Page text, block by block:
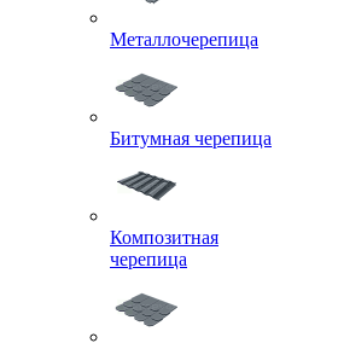
Металлочерепица
Битумная черепица
Композитная
черепица